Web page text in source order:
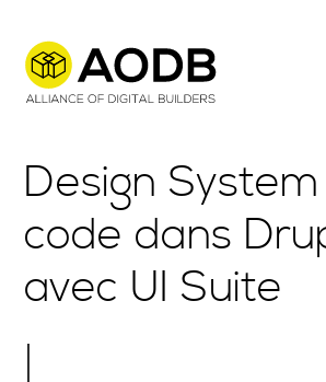
Design
code dans
avec UI Suite